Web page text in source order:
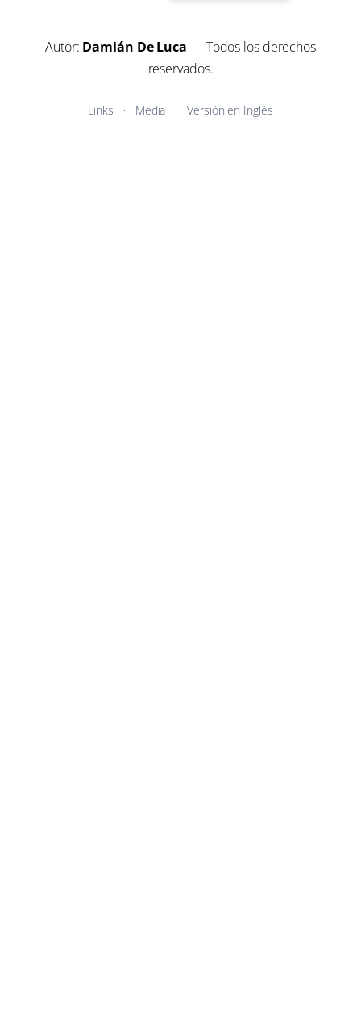
Autor: Damián De Luca — Todos los derechos
reservados.
Links Media Versión en Inglés